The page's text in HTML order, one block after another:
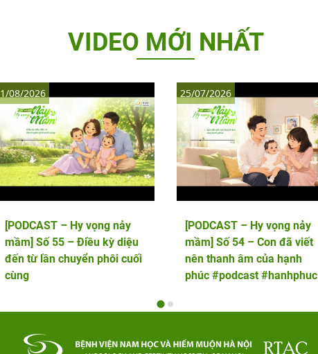
VIDEO MỚI NHẤT
[PODCAST – Hy vọng nảy
mầm] Số 55 – Điều kỳ diệu
đến từ lần chuyển phôi cuối
cùng
1/08/2026
[PODCAST – Hy vọng nảy
mầm] Số 54 – Con đã viết
nên thanh âm của hạnh
phúc #podcast #hanhphuc
25/07/2026